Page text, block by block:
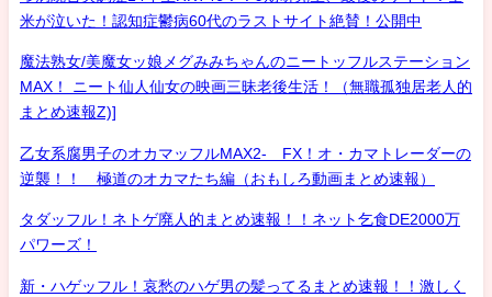
米が泣いた！認知症鬱病60代のラストサイト絶賛！公開中
魔法熟女/美魔女ッ娘メグみみちゃんのニートッフルステーション
MAX！ ニート仙人仙女の映画三昧老後生活！（無職孤独居老人的
まとめ速報Z)]
乙女系腐男子のオカマッフルMAX2- FX！オ・カマトレーダーの
逆襲！！ 極道のオカマたち編（おもしろ動画まとめ速報）
タダッフル！ネトゲ廃人的まとめ速報！！ネット乞食DE2000万
パワーズ！
新・ハゲッフル！哀愁のハゲ男の髪ってるまとめ速報！！激しく